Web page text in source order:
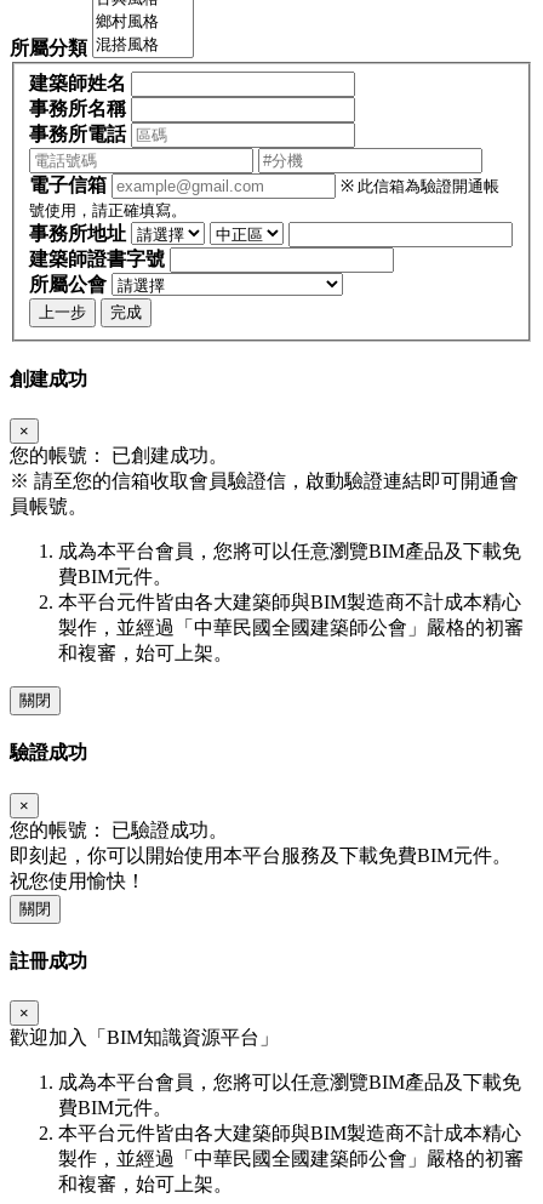
所屬分類
建築師姓名
事務所名稱
事務所電話
電子信箱
※ 此信箱為驗證開通帳
號使用，請正確填寫。
事務所地址
建築師證書字號
所屬公會
上一步 完成
創建成功
×
您的帳號：
已創建成功。
※ 請至您的信箱收取會員驗證信，啟動驗證連結即可開通會
員帳號。
成為本平台會員，您將可以任意瀏覽BIM產品及下載免
費BIM元件。
本平台元件皆由各大建築師與BIM製造商不計成本精心
製作，並經過「中華民國全國建築師公會」嚴格的初審
和複審，始可上架。
關閉
驗證成功
×
您的帳號：
已驗證成功。
即刻起，你可以開始使用本平台服務及下載免費BIM元件。
祝您使用愉快！
關閉
註冊成功
×
歡迎加入「 BIM知識資源平台」
成為本平台會員，您將可以任意瀏覽BIM產品及下載免
費BIM元件。
本平台元件皆由各大建築師與BIM製造商不計成本精心
製作，並經過「中華民國全國建築師公會」嚴格的初審
和複審，始可上架。